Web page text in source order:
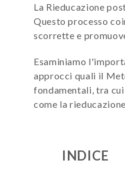
La Rieducazione
Questo processo
scorrette e
Esaminiamo
approcci quali il
fondamentali, tra
come la
INDICE